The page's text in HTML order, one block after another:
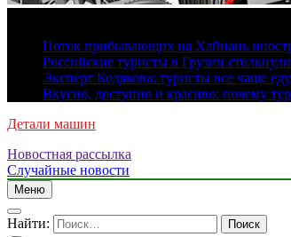
Поток прибывающих на Хайнань
Российские туристы в Грузии
Эксперт Кодякова: туристы все чаще
Вкусно, доступно и красиво: почему
Детали машин
Новостная рассылка
Случайные новости
Меню
Найти: